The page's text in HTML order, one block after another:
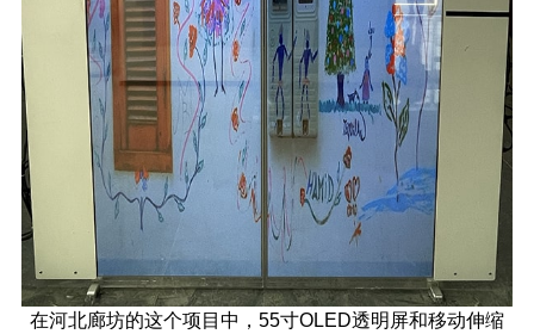
在河北廊坊的这个项目中， 55寸OLED透明屏和移动伸缩